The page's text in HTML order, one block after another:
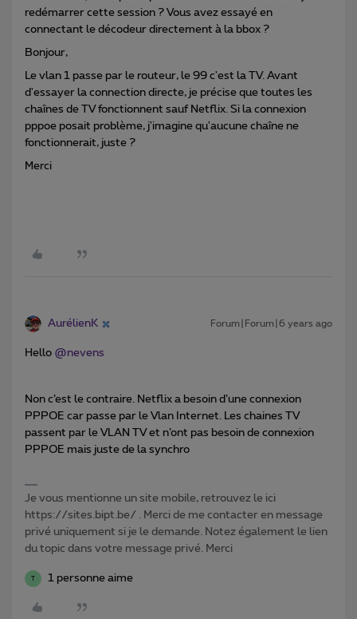
redémarrer cette session ? Vous avez essayé en
connectant le décodeur directement à la bbox ?
Bonjour,
Le vlan 1 passe par le routeur, le 99 c'est la TV. Avant
d'essayer la connection directe, je précise que toutes les
chaînes de TV fonctionnent sauf Netflix. Si la connexion
pppoe posait problème, j'imagine qu'aucune chaîne ne
fonctionnerait, juste ?
Merci
AurélienK Forum|Forum|6 years ago
Hello @nevens
Non c’est le contraire. Netflix a besoin d’une connexion
PPPOE car passe par le Vlan Internet. Les chaines TV
passent par le VLAN TV et n’ont pas besoin de connexion
PPPOE mais juste de la synchro
Je vous mentionne un site mobile, retrouvez le ici
https://sites.bipt.be/ . Merci de me contacter en message
privé uniquement si je le demande. Notez également le lien
du topic dans votre message privé. Merci
T 1 personne aime